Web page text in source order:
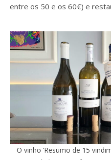
entre os 50 e os 60€) e
O vinho ‘Resumo de 15